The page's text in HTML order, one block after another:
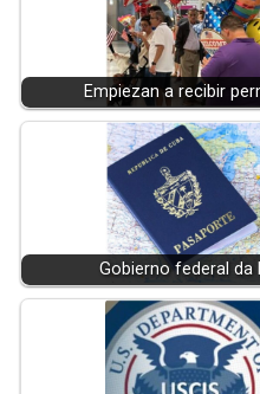
Empiezan a recibir
Gobierno federal da